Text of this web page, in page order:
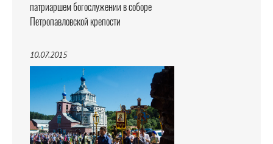
патриаршем богослужении в соборе
Петропавловской крепости
10.07.2015